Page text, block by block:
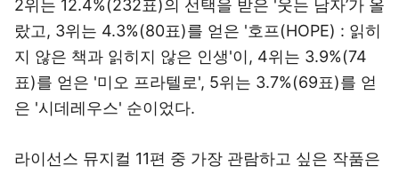
2위는 12.4%(232표)의 선택을 받은 '웃는 남자’가 올
랐고, 3위는 4.3%(80표)를 얻은 '호프(HOPE) : 읽히
지 않은 책과 읽히지 않은 인생'이, 4위는 3.9%(74
표)를 얻은 '미오 프라텔로', 5위는 3.7%(69표)를 얻
은 '시데레우스' 순이었다.
라이선스 뮤지컬 11편 중 가장 관람하고 싶은 작품은